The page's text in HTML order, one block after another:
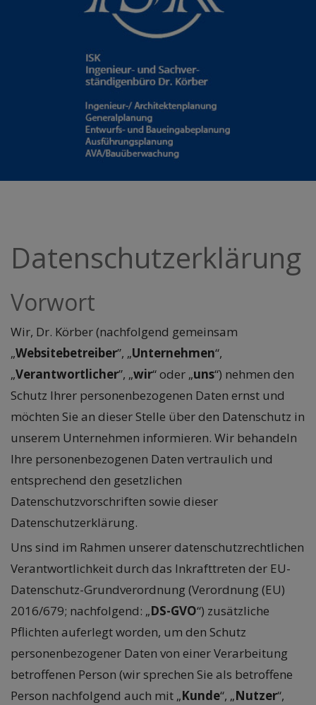
Datenschutzerklärung
Vorwort
Wir, Dr. Körber (nachfolgend gemeinsam
„Websitebetreiber”, „Unternehmen“,
„Verantwortlicher”, „wir“ oder „uns“) nehmen den
Schutz Ihrer personenbezogenen Daten ernst und
möchten Sie an dieser Stelle über den Datenschutz in
unserem Unternehmen informieren. Wir behandeln
Ihre personenbezogenen Daten vertraulich und
entsprechend den gesetzlichen
Datenschutzvorschriften sowie dieser
Datenschutzerklärung.
Uns sind im Rahmen unserer datenschutzrechtlichen
Verantwortlichkeit durch das Inkrafttreten der EU-
Datenschutz-Grundverordnung (Verordnung (EU)
2016/679; nachfolgend: „DS-GVO“) zusätzliche
Pflichten auferlegt worden, um den Schutz
personenbezogener Daten von einer Verarbeitung
betroffenen Person (wir sprechen Sie als betroffene
Person nachfolgend auch mit „Kunde“, „Nutzer“,